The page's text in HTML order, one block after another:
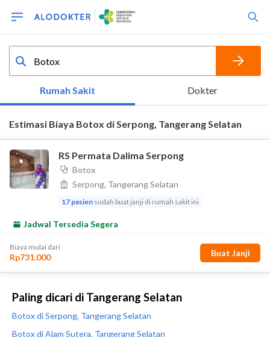
Paling dicari di Tangerang Selatan
Botox di Serpong, Tangerang Selatan
Botox di Alam Sutera, Tangerang Selatan